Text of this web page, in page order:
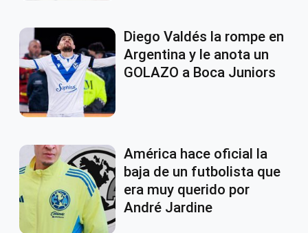
Diego Valdés la rompe en
Argentina y le anota un
GOLAZO a Boca Juniors
América hace oficial la
baja de un futbolista que
era muy querido por
André Jardine